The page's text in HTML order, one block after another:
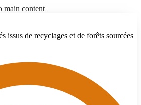
main content